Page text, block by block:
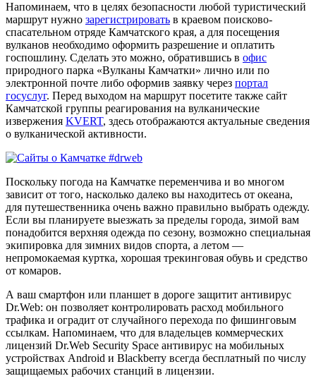
Напоминаем, что в целях безопасности любой туристический
маршрут нужно зарегистрировать в краевом поисково-
спасательном отряде Камчатского края, а для посещения
вулканов необходимо оформить разрешение и оплатить
госпошлину. Сделать это можно, обратившись в офис
природного парка «Вулканы Камчатки» лично или по
электронной почте либо оформив заявку через портал
госуслуг. Перед выходом на маршрут посетите также сайт
Камчатской группы реагирования на вулканические
извержения KVERT, здесь отображаются актуальные сведения
о вулканической активности.
Поскольку погода на Камчатке переменчива и во многом
зависит от того, насколько далеко вы находитесь от океана,
для путешественника очень важно правильно выбрать одежду.
Если вы планируете выезжать за пределы города, зимой вам
понадобится верхняя одежда по сезону, возможно специальная
экипировка для зимних видов спорта, а летом —
непромокаемая куртка, хорошая трекинговая обувь и средство
от комаров.
А ваш смартфон или планшет в дороге защитит антивирус
Dr.Web: он позволяет контролировать расход мобильного
трафика и оградит от случайного перехода по фишинговым
ссылкам. Напоминаем, что для владельцев коммерческих
лицензий Dr.Web Security Space антивирус на мобильных
устройствах Android и Blackberry всегда бесплатный по числу
защищаемых рабочих станций в лицензии.